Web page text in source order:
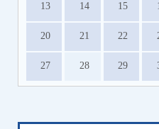
13 14 15
20 21 22
27 28 29